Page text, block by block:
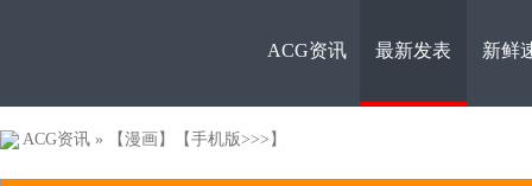
ACG资
ACG资讯 最新发表 新鲜
ACG资讯 » 【漫画】 【手机版>>>】